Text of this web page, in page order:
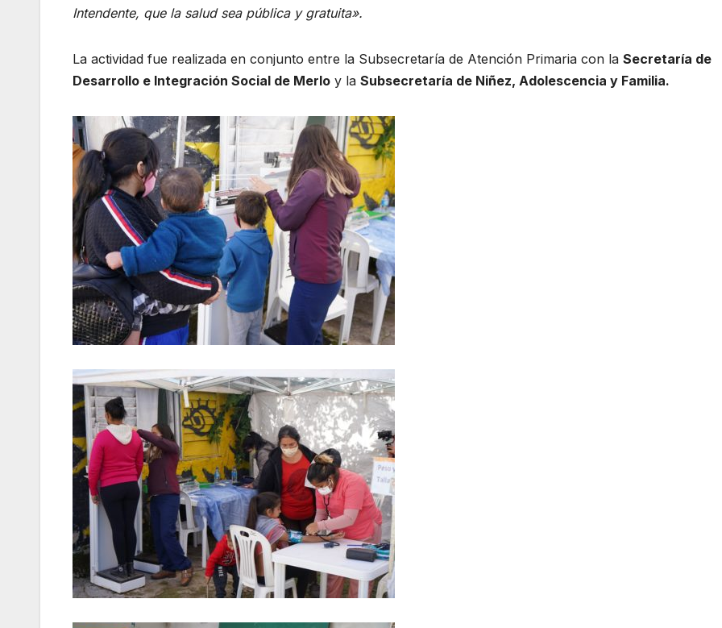
Intendente, que la salud sea pública y gratuita».
La actividad fue realizada en conjunto entre la Subsecretaría de Atención Primaria con la Secretaría de
Desarrollo e Integración Social de Merlo y la Subsecretaría de Niñez, Adolescencia y Familia.